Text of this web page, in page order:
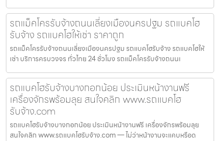
รถแม็คโครรับจ้างถนนเลี่ยงเมืองนครปฐม รถแบคโฮ
รับจ้าง รถแบคโฮให้เช่า ราคาถูก
รถแม็คโครรับจ้างถนนเลี่ยงเมืองนครปฐม รถแบคโฮรับจ้าง รถแบคโฮให้
เช่า บริการครบวงจร ทั่วไทย 24 ชั่วโมง รถแม็คโครรับจ้างถนนเ
รถแบคโฮรับจ้างบางกอกน้อย ประเมินหน้างานฟรี
เครื่องจักรพร้อมลุย สนใจคลิก www.รถแบคโฮ
รับจ้าง.com
รถแบคโฮรับจ้างบางกอกน้อย ประเมินหน้างานฟรี เครื่องจักรพร้อมลุย
สนใจคลิก www.รถแบคโฮรับจ้าง.com — ไม่ว่าหน้างานจะแคบหรือด